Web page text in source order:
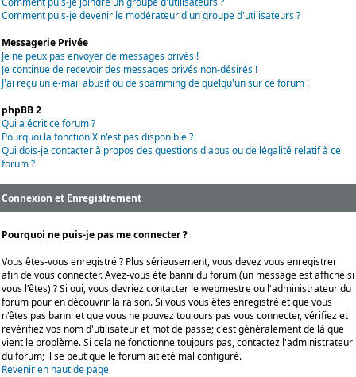
Comment puis-je devenir le modérateur d'un groupe d'utilisateurs ?
Messagerie Privée
Je ne peux pas envoyer de messages privés !
Je continue de recevoir des messages privés non-désirés !
J'ai reçu un e-mail abusif ou de spamming de quelqu'un sur ce forum !
phpBB 2
Qui a écrit ce forum ?
Pourquoi la fonction X n'est pas disponible ?
Qui dois-je contacter à propos des questions d'abus ou de légalité relatif à ce
forum ?
Connexion et Enregistrement
Pourquoi ne puis-je pas me connecter ?
Vous êtes-vous enregistré ? Plus sérieusement, vous devez vous enregistrer
afin de vous connecter. Avez-vous été banni du forum (un message est affiché si
vous l'êtes) ? Si oui, vous devriez contacter le webmestre ou l'administrateur du
forum pour en découvrir la raison. Si vous vous êtes enregistré et que vous
n'êtes pas banni et que vous ne pouvez toujours pas vous connecter, vérifiez et
revérifiez vos nom d'utilisateur et mot de passe; c'est généralement de là que
vient le problème. Si cela ne fonctionne toujours pas, contactez l'administrateur
du forum; il se peut que le forum ait été mal configuré.
Revenir en haut de page